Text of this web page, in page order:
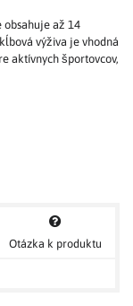
obsahuje až 14
výživa je vhodná
aktívnych športovcov,
Otázka k produktu